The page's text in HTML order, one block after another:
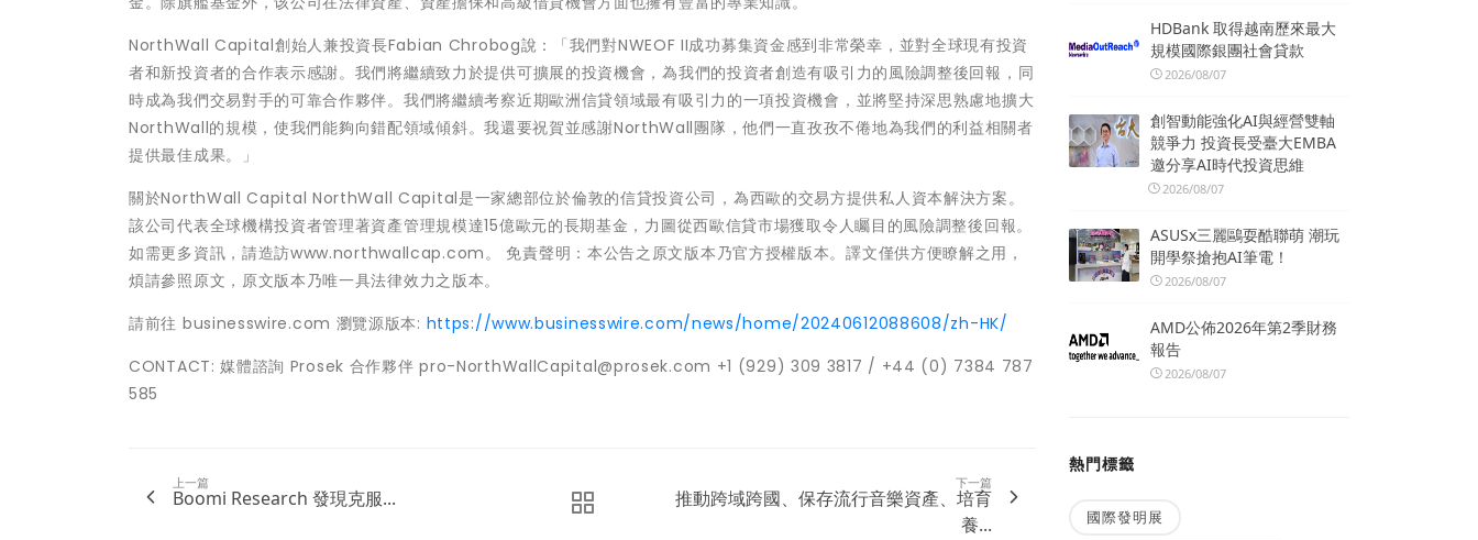
NorthWall Capital創始人兼投資長Fabian Chrobog說：「我們對NWEOF II成功募集資金感到非常榮幸，並對全球現有投資
者和新投資者的合作表示感謝。我們將繼續致力於提供可擴展的投資機會，為我們的投資者創造有吸引力的風險調整後回報，同
時成為我們交易對手的可靠合作夥伴。我們將繼續考察近期歐洲信貸領域最有吸引力的一項投資機會，並將堅持深思熟慮地擴大
NorthWall的規模，使我們能夠向錯配領域傾斜。我還要祝賀並感謝NorthWall團隊，他們一直孜孜不倦地為我們的利益相關者
提供最佳成果。」
關於NorthWall Capital NorthWall Capital是一家總部位於倫敦的信貸投資公司，為西歐的交易方提供私人資本解決方案。
該公司代表全球機構投資者管理著資產管理規模達15億歐元的長期基金，力圖從西歐信貸市場獲取令人矚目的風險調整後回報。
如需更多資訊，請造訪www.northwallcap.com。 免責聲明：本公告之原文版本乃官方授權版本。譯文僅供方便瞭解之用，
煩請參照原文，原文版本乃唯一具法律效力之版本。
請前往 businesswire.com 瀏覽源版本: https://www.businesswire.com/news/home/20240612088608/zh-HK/
CONTACT: 媒體諮詢 Prosek 合作夥伴 pro-NorthWallCapital@prosek.com +1 (929) 309 3817 / +44 (0) 7384 787
585
上一篇
Boomi Research 發現克服...
下一篇
推動跨域跨國、保存流行音樂資產、培育
養...
HDBank 取得越南歷來最大
規模國際銀團社會貸款
2026/08/07
創智動能強化AI與經營雙軸
競爭力 投資長受臺大EMBA
邀分享AI時代投資思維
2026/08/07
ASUSx三麗鷗耍酷聯萌 潮玩
開學祭搶抱AI筆電！
2026/08/07
AMD公佈2026年第2季財務
報告
2026/08/07
熱門標籤
國際發明展